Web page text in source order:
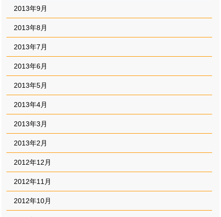
2013年9月
2013年8月
2013年7月
2013年6月
2013年5月
2013年4月
2013年3月
2013年2月
2012年12月
2012年11月
2012年10月